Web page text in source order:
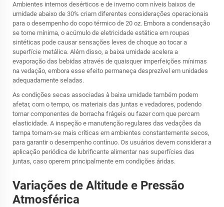
Ambientes internos desérticos e de inverno com níveis baixos de
umidade abaixo de 30% criam diferentes considerações operacionais
para o desempenho do copo térmico de 20 oz. Embora a condensação
se torne mínima, o acúmulo de eletricidade estática em roupas
sintéticas pode causar sensações leves de choque ao tocar a
superfície metálica. Além disso, a baixa umidade acelera a
evaporação das bebidas através de quaisquer imperfeições mínimas
na vedação, embora esse efeito permaneça desprezível em unidades
adequadamente seladas.
As condições secas associadas à baixa umidade também podem
afetar, com o tempo, os materiais das juntas e vedadores, podendo
tornar componentes de borracha frágeis ou fazer com que percam
elasticidade. A inspeção e manutenção regulares das vedações da
tampa tornam-se mais críticas em ambientes constantemente secos,
para garantir o desempenho contínuo. Os usuários devem considerar a
aplicação periódica de lubrificante alimentar nas superfícies das
juntas, caso operem principalmente em condições áridas.
Variações de Altitude e Pressão
Atmosférica